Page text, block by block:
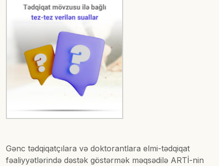
Gənc tədqiqatçılara və doktorantlara elmi-tədqiqat
fəaliyyətlərində dəstək göstərmək məqsədilə ARTİ-nin